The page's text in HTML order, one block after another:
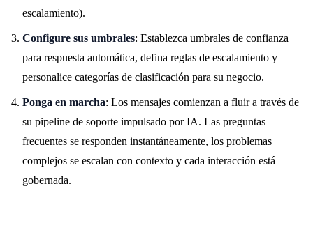
escalamiento).
Configure sus umbrales: Establezca umbrales de confianza
para respuesta automática, defina reglas de escalamiento y
personalice categorías de clasificación para su negocio.
Ponga en marcha: Los mensajes comienzan a fluir a través de
su pipeline de soporte impulsado por IA. Las preguntas
frecuentes se responden instantáneamente, los problemas
complejos se escalan con contexto y cada interacción está
gobernada.